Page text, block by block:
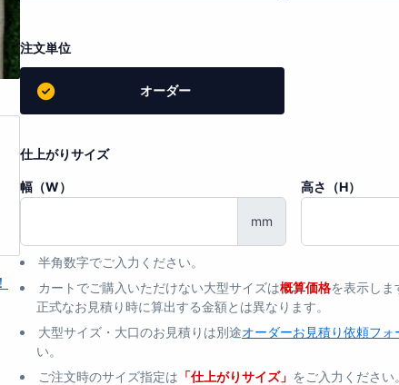
注文単位
オーダー
仕上がりサイズ
幅（W）
mm
高さ（H）
半角数字でご入力ください。
カートでご購入いただけない大型サイズは概算価格を表示しま
正式なお見積り時に算出する金額とは異なります。
大型サイズ・大口のお見積りは別途オーダーお見積り依頼フォ
い。
ご注文時のサイズ指定は 「仕上がりサイズ」 をご入力ください。